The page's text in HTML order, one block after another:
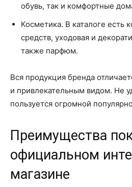
обувь, так и комфортные
Косметика. В каталоге есть
средств, уходовая и
также парфюм.
Вся продукция бренда
и привлекательным видом. Не
пользуется огромной
Преимущества
официальном
магазине